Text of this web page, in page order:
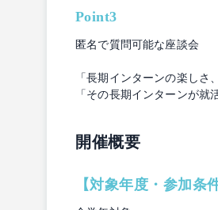
Point3
匿名で質問可能な座談会
「長期インターンの楽しさ
「その長期インターンが就
開催概要
【対象年度・参加条件